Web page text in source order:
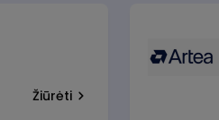
Žiūrėti